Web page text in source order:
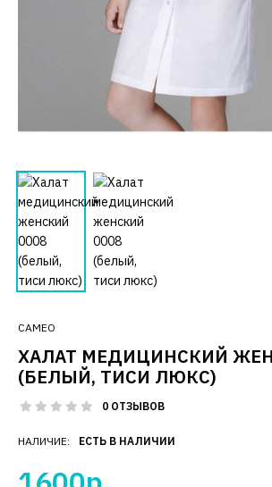
CAMEO
ХАЛАТ МЕДИЦИНСКИЙ
(БЕЛЫЙ, ТИСИ ЛЮКС)
0 ОТЗЫВОВ
НАЛИЧИЕ: ЕСТЬ В НАЛИЧИИ